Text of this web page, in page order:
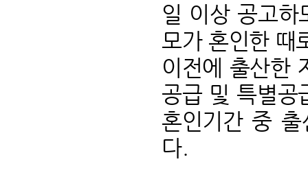
일 이상 공고
모가 혼인한 때
이전에 출산한
공급 및 특별공
혼인기간 중
다.